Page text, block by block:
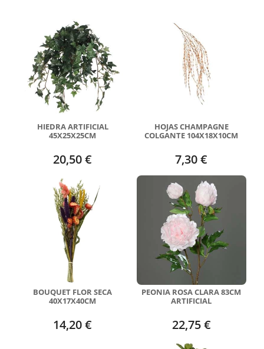
HIEDRA ARTIFICIAL
45X25X25CM
20,50 €
HOJAS CHAMPAGNE
COLGANTE 104X18X10CM
7,30 €
BOUQUET FLOR SECA
40X17X40CM
14,20 €
PEONIA ROSA CLARA 83CM
ARTIFICIAL
22,75 €